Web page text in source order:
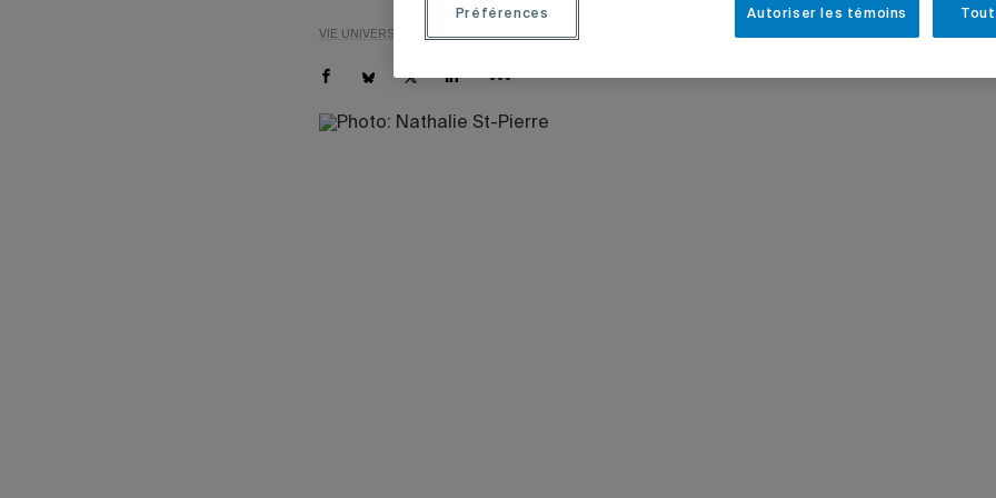
VIE UNIVERSITAIRE NOUVELLES INSTITUTIONNELLES
Autoriser les témoins
Préférences